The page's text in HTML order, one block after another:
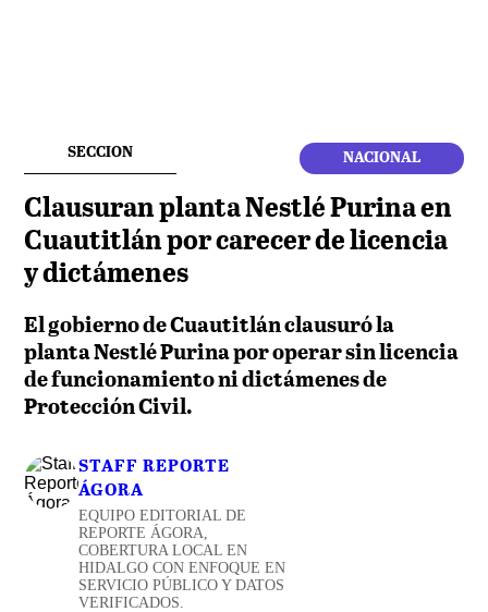
SECCION NACIONAL
Clausuran planta Nestlé Purina en
Cuautitlán por carecer de licencia
y dictámenes
El gobierno de Cuautitlán clausuró la
planta Nestlé Purina por operar sin licencia
de funcionamiento ni dictámenes de
Protección Civil.
STAFF REPORTE
ÁGORA
EQUIPO EDITORIAL DE
REPORTE ÁGORA,
COBERTURA LOCAL EN
HIDALGO CON ENFOQUE EN
SERVICIO PÚBLICO Y DATOS
VERIFICADOS.